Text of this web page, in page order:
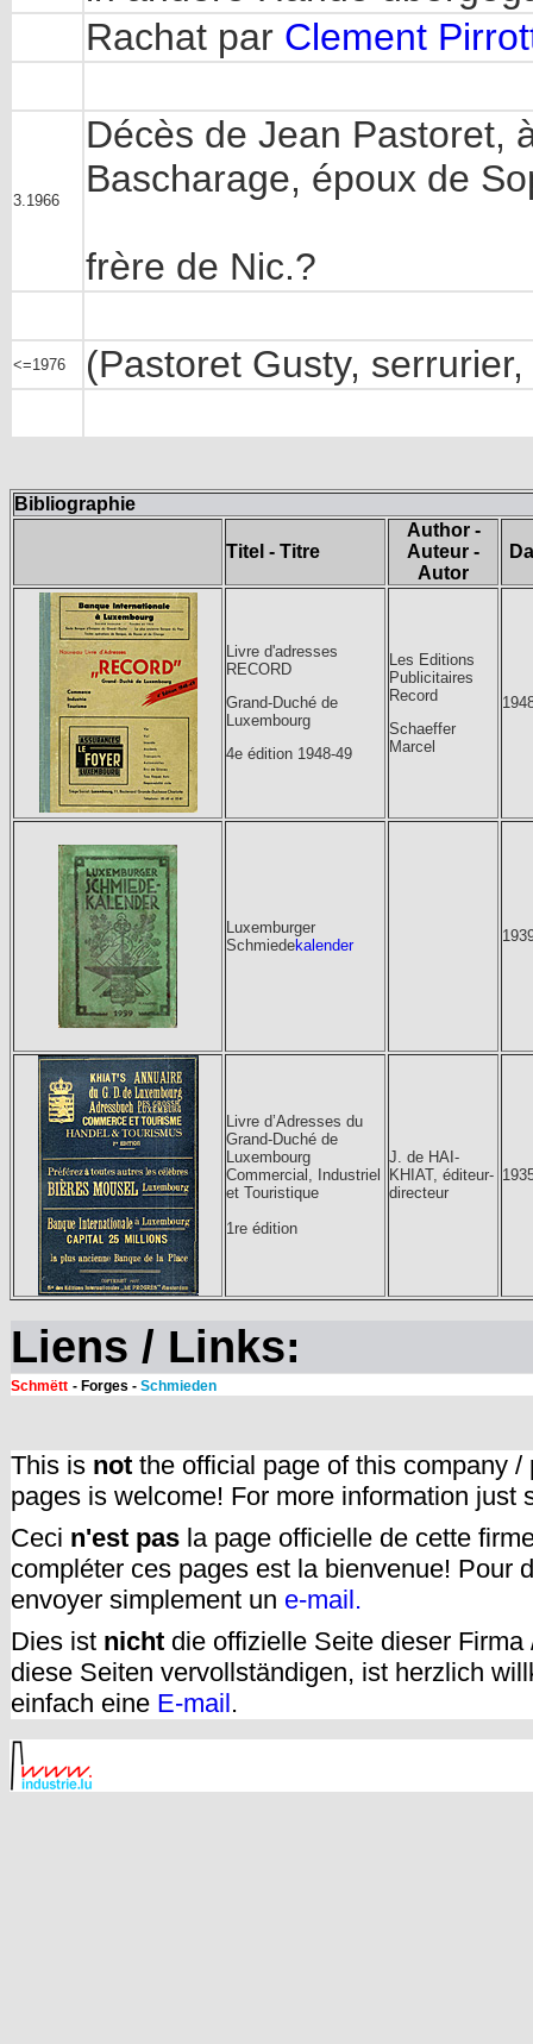
Rachat par Clement
3.1966
Décès de Jean Pastoret,
Bascharage, époux de
frère de Nic.?
<=1976 (Pastoret Gusty,
Bibliographie
Titel - Titre
Author -
Auteur -
Autor
Livre d'adresses
RECORD
Grand-Duché de
Luxembourg
4e édition 1948-49
Les Editions
Publicitaires
Record
Schaeffer
Marcel
Luxemburger
Schmiedekalender
Livre d’Adresses du
Grand-Duché de
Luxembourg
Commercial, Industriel
et Touristique
1re édition
J. de HAI-
KHIAT, éditeur-
directeur
Liens / Links:
Schmëtt - Forges - Schmieden
This is not the official page of this company
pages is welcome! For more information just
Ceci n'est pas la page officielle de cette
compléter ces pages est la bienvenue! Pour
envoyer simplement un e-mail.
Dies ist nicht die offizielle Seite dieser
diese Seiten vervollständigen, ist herzlich
einfach eine E-mail.